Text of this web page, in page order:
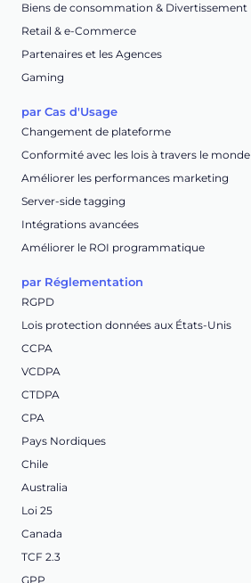
Biens de consommation & Divertissement
Retail & e-Commerce
Partenaires et les Agences
Gaming
par Cas d'Usage
Changement de plateforme
Conformité avec les lois à travers le monde
Améliorer les performances marketing
Server-side tagging
Intégrations avancées
Améliorer le ROI programmatique
par Réglementation
RGPD
Lois protection données aux États-Unis
CCPA
VCDPA
CTDPA
CPA
Pays Nordiques
Chile
Australia
Loi 25
Canada
TCF 2.3
GPP